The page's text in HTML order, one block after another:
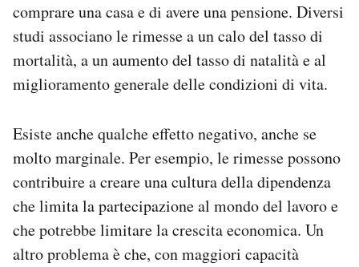
comprare una casa e di avere una pensione. Diversi
studi associano le rimesse a un calo del tasso di
mortalità, a un aumento del tasso di natalità e al
miglioramento generale delle condizioni di vita.
Esiste anche qualche effetto negativo, anche se
molto marginale. Per esempio, le rimesse possono
contribuire a creare una cultura della dipendenza
che limita la partecipazione al mondo del lavoro e
che potrebbe limitare la crescita economica. Un
altro problema è che, con maggiori capacità